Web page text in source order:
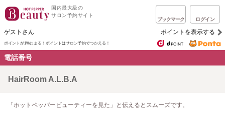
国内最大級の
サロン予約サイト
ブックマーク ログイン
ゲストさん ポイントを表示する
ポイントが1%たまる！ ポイントはサロン予約でつかえる！
電話番号
HairRoom A.L.B.A
「ホットペッパービューティーを見た」と伝えるとスムーズです。